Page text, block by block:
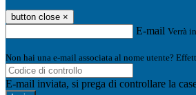
button close ×
E-mail Verrà
Non hai una e-mail associata al nome utente?
E-mail inviata, si prega di controllare la